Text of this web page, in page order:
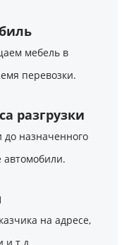
мебель в
перевозки.
разгрузки
назначенного
на адресе,